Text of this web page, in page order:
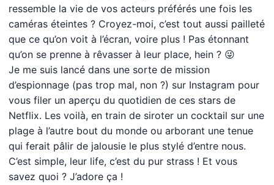
ressemble la vie de vos acteurs préférés une fois les
caméras éteintes ? Croyez-moi, c’est tout aussi pailleté
que ce qu’on voit à l’écran, voire plus ! Pas étonnant
qu’on se prenne à rêvasser à leur place, hein ? 😜
Je me suis lancé dans une sorte de mission
d’espionnage (pas trop mal, non ?) sur Instagram pour
vous filer un aperçu du quotidien de ces stars de
Netflix. Les voilà, en train de siroter un cocktail sur une
plage à l’autre bout du monde ou arborant une tenue
qui ferait pâlir de jalousie le plus stylé d’entre nous.
C’est simple, leur life, c’est du pur strass ! Et vous
savez quoi ? J’adore ça !